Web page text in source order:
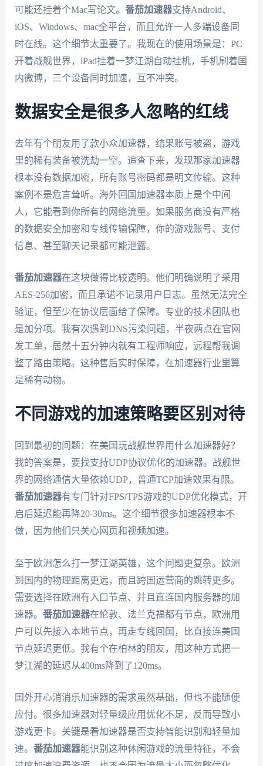
可能还挂着个Mac写论文。 番茄加速器支持Android、
iOS、Windows、mac全平台，而且允许一人多端设备同
时在线。这个细节太重要了。我现在的使用场景是：PC
开着战舰世界，iPad挂着一梦江湖自动挂机，手机刷着国
内微博，三个设备同时加速，互不冲突。
数据安全是很多人忽略的红线
去年有个朋友用了款小众加速器，结果账号被盗，游戏
里的稀有装备被洗劫一空。追查下来，发现那家加速器
根本没有数据加密，所有账号密码都是明文传输。这种
案例不是危言耸听。海外回国加速器本质上是个中间
人，它能看到你所有的网络流量。如果服务商没有严格
的数据安全加密和专线传输保障，你的游戏账号、支付
信息、甚至聊天记录都可能泄露。
番茄加速器在这块做得比较透明。他们明确说明了采用
AES-256加密，而且承诺不记录用户日志。虽然无法完全
验证，但至少在协议层面给了保障。专业的技术团队也
是加分项。我有次遇到DNS污染问题，半夜两点在官网
发工单，居然十五分钟内就有工程师响应，远程帮我调
整了路由策略。这种售后实时保障，在加速器行业里算
是稀有动物。
不同游戏的加速策略要区别对待
回到最初的问题：在美国玩战舰世界用什么加速器好？
我的答案是，要找支持UDP协议优化的加速器。战舰世
界的网络通信大量依赖UDP，普通TCP加速效果有限。
番茄加速器有专门针对FPS/TPS游戏的UDP优化模式，开
启后延迟能再降20-30ms。这个细节很多加速器根本不
做，因为他们只关心网页和视频加速。
至于欧洲怎么打一梦江湖英雄，这个问题更复杂。欧洲
到国内的物理距离更远，而且跨国运营商的跳转更多。
需要选择在欧洲有入口节点、并且直连国内服务器的加
速器。 番茄加速器在伦敦、法兰克福都有节点，欧洲用
户可以先接入本地节点，再走专线回国，比直接连美国
节点延迟更低。我有个在柏林的朋友，用这种方式把一
梦江湖的延迟从400ms降到了120ms。
国外开心消消乐加速器的需求虽然基础，但也不能随便
应付。很多加速器对轻量级应用优化不足，反而导致小
游戏更卡。关键是看加速器是否支持智能识别和轻量加
速。 番茄加速器能识别这种休闲游戏的流量特征，不会